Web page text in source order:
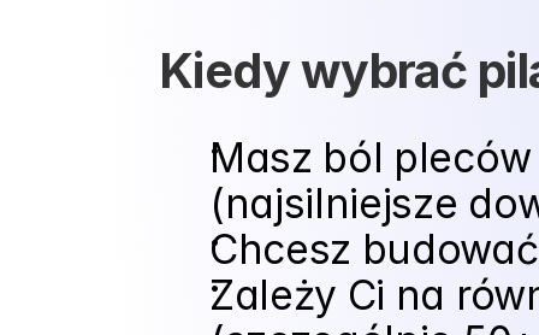
Kiedy wybrać
Masz ból
(najsilniejsze
Chcesz
Zależy Ci na